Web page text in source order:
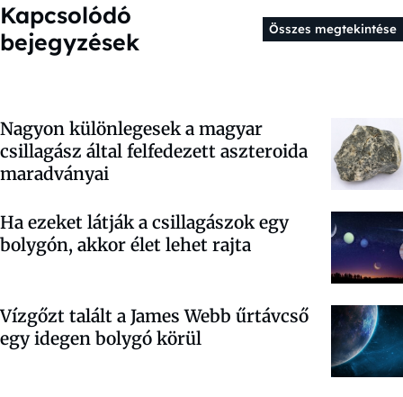
Kapcsolódó
bejegyzések
Összes megtekintése
Nagyon különlegesek a magyar
csillagász által felfedezett aszteroida
maradványai
Ha ezeket látják a csillagászok egy
bolygón, akkor élet lehet rajta
Vízgőzt talált a James Webb űrtávcső
egy idegen bolygó körül